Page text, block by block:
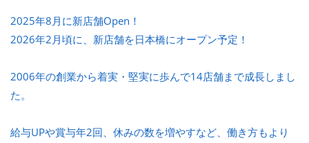
2025年8月に新店舗Open！
2026年2月頃に、新店舗を日本橋にオープン予定！
2006年の創業から着実・堅実に歩んで14店舗まで成長しまし
た。
給与UPや賞与年2回、休みの数を増やすなど、働き方もより